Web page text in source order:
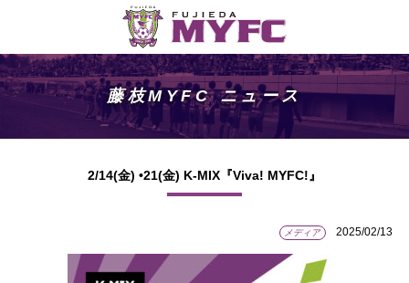
藤枝MYFC ニュース
2/14(金) •21(金) K-MIX『Viva! MYFC!』
メディア 2025/02/13